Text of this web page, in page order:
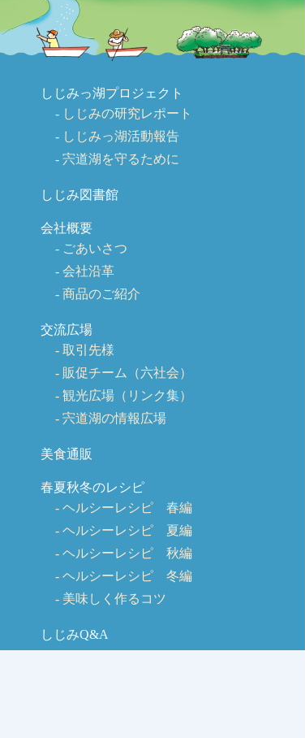
しじみっ湖プロジェクト
しじみの研究レポート
しじみっ湖活動報告
宍道湖を守るために
しじみ図書館
会社概要
ごあいさつ
会社沿革
商品のご紹介
交流広場
取引先様
販促チーム（六社会）
観光広場（リンク集）
宍道湖の情報広場
美食通販
春夏秋冬のレシピ
ヘルシーレシピ 春編
ヘルシーレシピ 夏編
ヘルシーレシピ 秋編
ヘルシーレシピ 冬編
美味しく作るコツ
しじみQ&A